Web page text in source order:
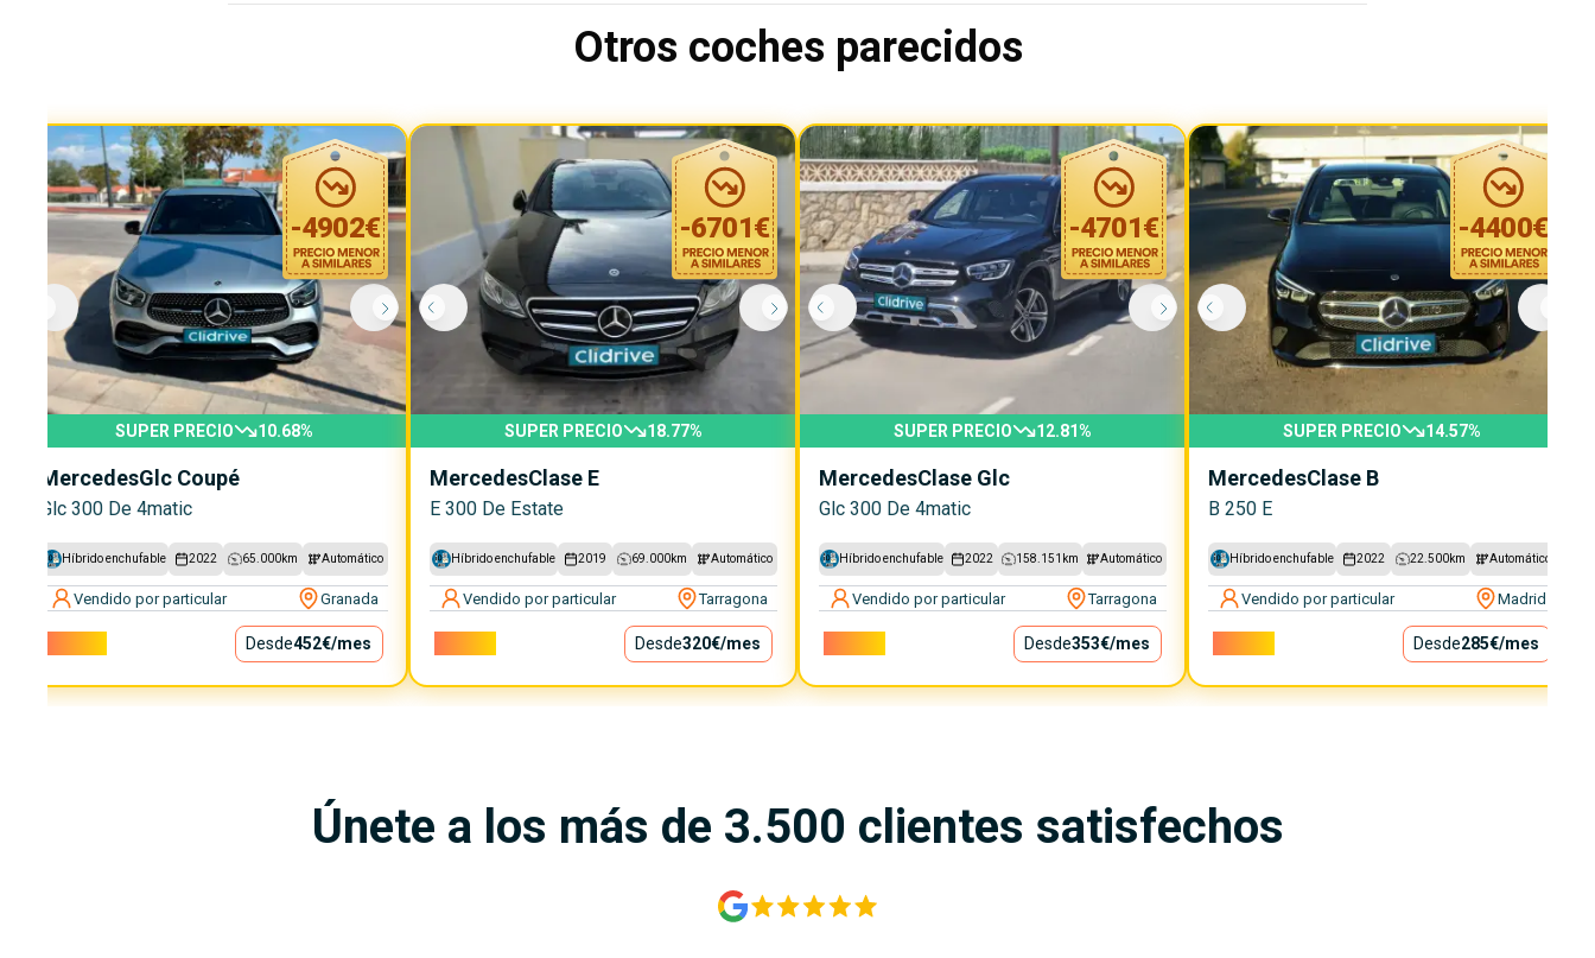
Otros coches parecidos
-4902€
SUPER PRECIO 10.68%
MercedesGlc Coupé
Glc 300 De 4matic
Híbrido enchufable 2022 65.000km Automático
Vendido por particular Granada
Desde452€/mes
-6701€
SUPER PRECIO 18.77%
MercedesClase E
E 300 De Estate
Híbrido enchufable 2019 69.000km Automático
Vendido por particular Tarragona
Desde320€/mes
-4701€
SUPER PRECIO 12.81%
MercedesClase Glc
Glc 300 De 4matic
Híbrido enchufable 2022 158.151 km Automático
Vendido por particular Tarragona
Desde353€/mes
-4400€
SUPER PRECIO 14.57%
MercedesClase B
B 250 E
Híbrido enchufable 2022 22.500km Automático
Vendido por particular Madrid
Desde285€/mes
Únete a los más de 3.500 clientes satisfechos